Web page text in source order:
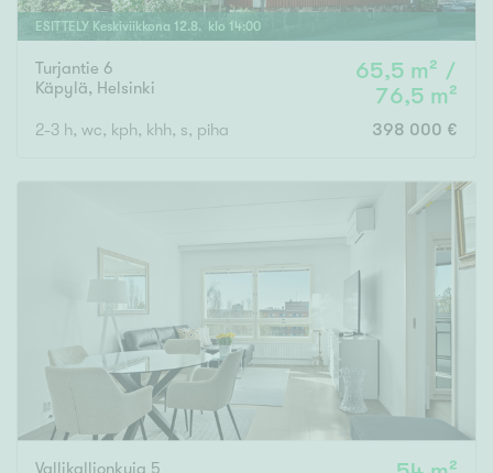
ESITTELY Keskiviikkona 12.8. klo 14:00
Turjantie 6
Käpylä, Helsinki
65,5 m² /
76,5 m²
2-3 h, wc, kph, khh, s, piha 398 000 €
Vallikallionkuja 5